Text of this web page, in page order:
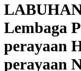
Lembaga
perayaan
perayaan